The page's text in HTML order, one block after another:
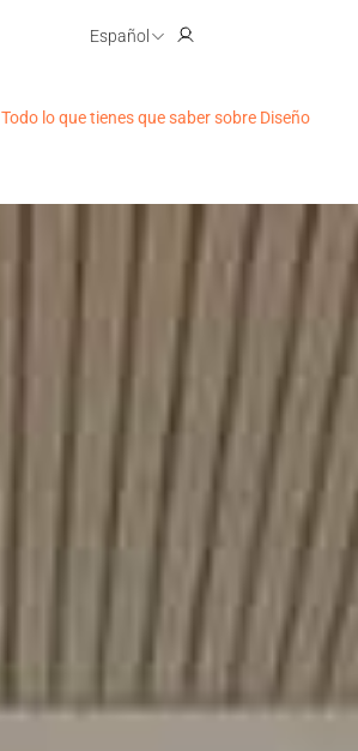
Español
Todo lo que tienes que saber sobre Diseño